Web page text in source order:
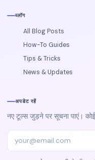
ब्लॉग
All Blog Posts
How-To Guides
Tips & Tricks
News & Updates
अपडेट रहें
नए टूल्स जुड़ने पर सूचना पाएं।